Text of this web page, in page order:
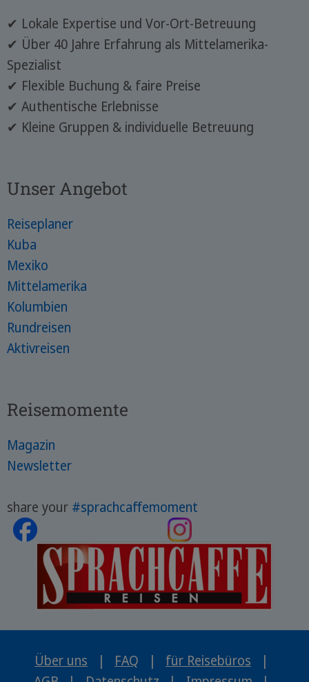
✔ Lokale Expertise und Vor-Ort-Betreuung
✔ Über 40 Jahre Erfahrung als Mittelamerika-
Spezialist
✔ Flexible Buchung & faire Preise
✔ Authentische Erlebnisse
✔ Kleine Gruppen & individuelle Betreuung
Unser Angebot
Reiseplaner
Kuba
Mexiko
Mittelamerika
Kolumbien
Rundreisen
Aktivreisen
Reisemomente
Magazin
Newsletter
share your #sprachcaffemoment
Über uns | FAQ | für Reisebüros
|